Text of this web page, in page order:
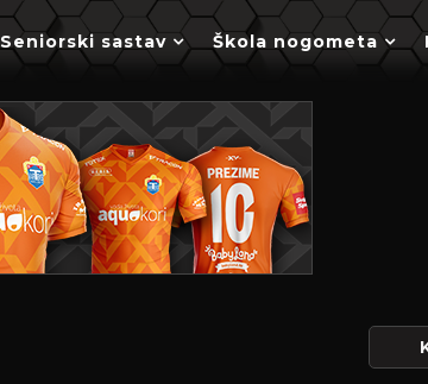
Seniorski sastav Škola nogometa